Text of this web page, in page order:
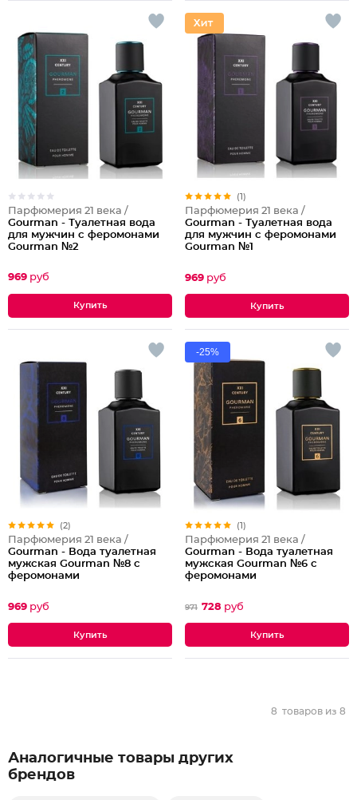
Парфюмерия 21 века /
Gourman - Туалетная вода
для мужчин с феромонами
Gourman №2
969 руб
(1)
Парфюмерия 21 века /
Gourman - Туалетная вода
для мужчин с феромонами
Gourman №1
969 руб
(2)
Парфюмерия 21 века /
Gourman - Вода туалетная
мужская Gourman №8 с
феромонами
969 руб
-25%
(1)
Парфюмерия 21 века /
Gourman - Вода туалетная
мужская Gourman №6 с
феромонами
971 728 руб
8 товаров из 8
Аналогичные товары других
брендов